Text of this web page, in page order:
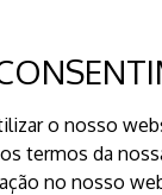
o nosso
termos da
no nosso